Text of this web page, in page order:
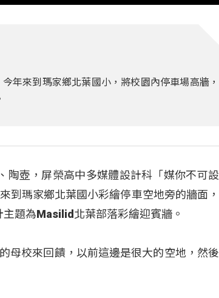
年來到瑪家鄉北葉國小，將校園內停車場高牆，
陶壺，屏榮高中多媒體設計科「媒你不可設
到瑪家鄉北葉國小彩繪停車空地旁的牆面，
題為Masilid北葉部落彩繪迎賓牆。
母校來回饋，以前這邊是很大的空地，然後